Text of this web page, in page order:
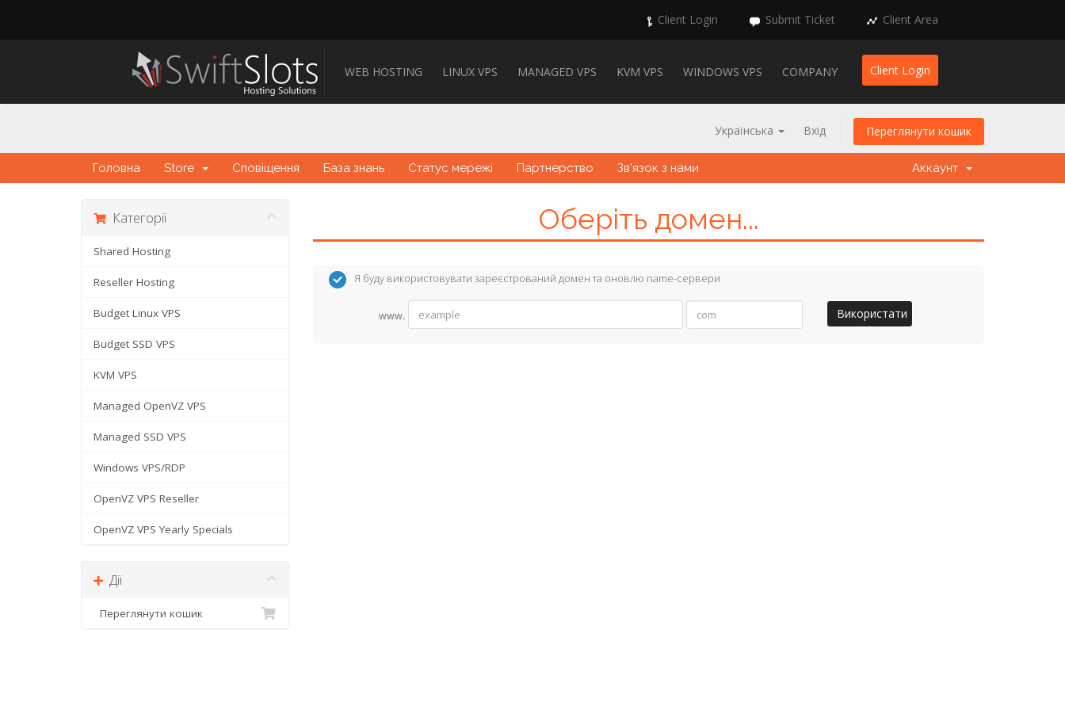
Client Login Submit Ticket Client Area
WEB HOSTING LINUX VPS MANAGED VPS KVM VPS WINDOWS VPS COMPANY Client Login
Українська Вхід Переглянути кошик
Головна Store Сповіщення База знань Статус мережі Партнерство Зв'язок з нами Аккаунт
Оберіть домен...
Категорії
Shared Hosting
Reseller Hosting
Budget Linux VPS
Budget SSD VPS
KVM VPS
Managed OpenVZ VPS
Managed SSD VPS
Windows VPS/RDP
OpenVZ VPS Reseller
OpenVZ VPS Yearly Specials
Дії
Переглянути кошик
Я буду використовувати зареєстрований домен та оновлю name-сервери
www. Використати